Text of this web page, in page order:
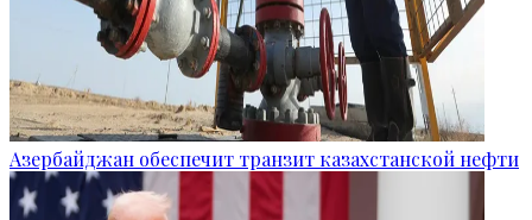
Азербайджан обеспечит транзит казахстанской нефти